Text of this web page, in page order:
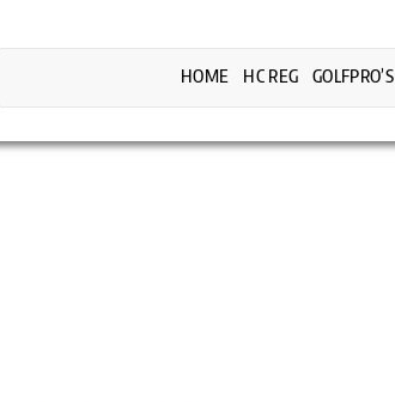
HOME HC REG GOLFPRO’S